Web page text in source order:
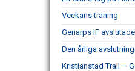
Veckans träning
Genarps IF
Den årliga
Kristianstad Trail –